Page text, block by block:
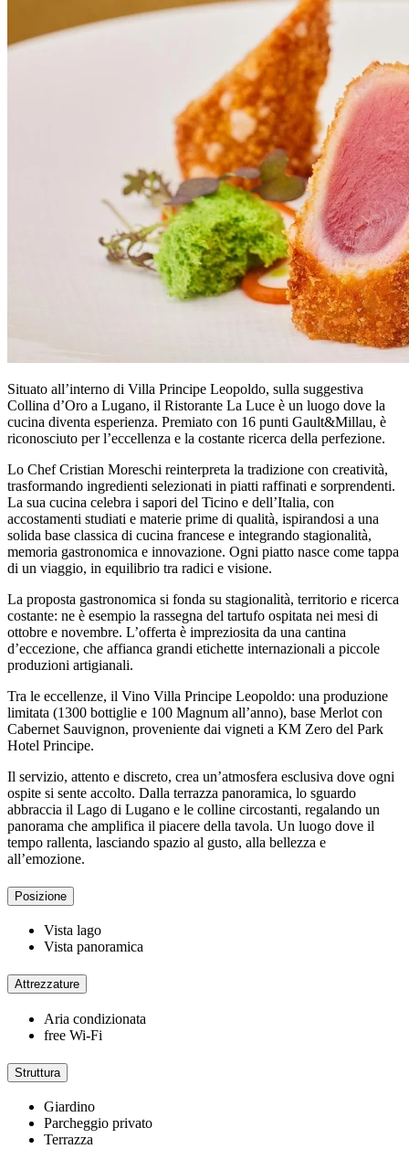
Situato all’interno di Villa Principe Leopoldo, sulla suggestiva
Collina d’Oro a Lugano, il Ristorante La Luce è un luogo dove la
cucina diventa esperienza. Premiato con 16 punti Gault&Millau, è
riconosciuto per l’eccellenza e la costante ricerca della perfezione.
Lo Chef Cristian Moreschi reinterpreta la tradizione con creatività,
trasformando ingredienti selezionati in piatti raffinati e sorprendenti.
La sua cucina celebra i sapori del Ticino e dell’Italia, con
accostamenti studiati e materie prime di qualità, ispirandosi a una
solida base classica di cucina francese e integrando stagionalità,
memoria gastronomica e innovazione. Ogni piatto nasce come tappa
di un viaggio, in equilibrio tra radici e visione.
La proposta gastronomica si fonda su stagionalità, territorio e ricerca
costante: ne è esempio la rassegna del tartufo ospitata nei mesi di
ottobre e novembre. L’offerta è impreziosita da una cantina
d’eccezione, che affianca grandi etichette internazionali a piccole
produzioni artigianali.
Tra le eccellenze, il Vino Villa Principe Leopoldo: una produzione
limitata (1300 bottiglie e 100 Magnum all’anno), base Merlot con
Cabernet Sauvignon, proveniente dai vigneti a KM Zero del Park
Hotel Principe.
Il servizio, attento e discreto, crea un’atmosfera esclusiva dove ogni
ospite si sente accolto. Dalla terrazza panoramica, lo sguardo
abbraccia il Lago di Lugano e le colline circostanti, regalando un
panorama che amplifica il piacere della tavola. Un luogo dove il
tempo rallenta, lasciando spazio al gusto, alla bellezza e
all’emozione.
Posizione
Vista lago
Vista panoramica
Attrezzature
Aria condizionata
free Wi-Fi
Struttura
Giardino
Parcheggio privato
Terrazza